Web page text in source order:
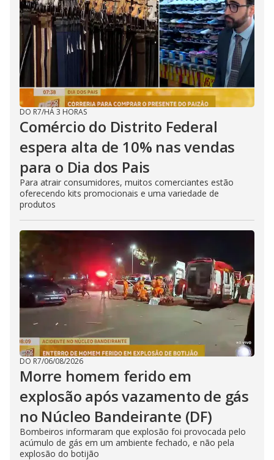
DO R7/HÁ 3 HORAS
Comércio do Distrito Federal
espera alta de 10% nas vendas
para o Dia dos Pais
Para atrair consumidores, muitos comerciantes estão
oferecendo kits promocionais e uma variedade de
produtos
DO R7/06/08/2026
Morre homem ferido em
explosão após vazamento de gás
no Núcleo Bandeirante (DF)
Bombeiros informaram que explosão foi provocada pelo
acúmulo de gás em um ambiente fechado, e não pela
explosão do botijão